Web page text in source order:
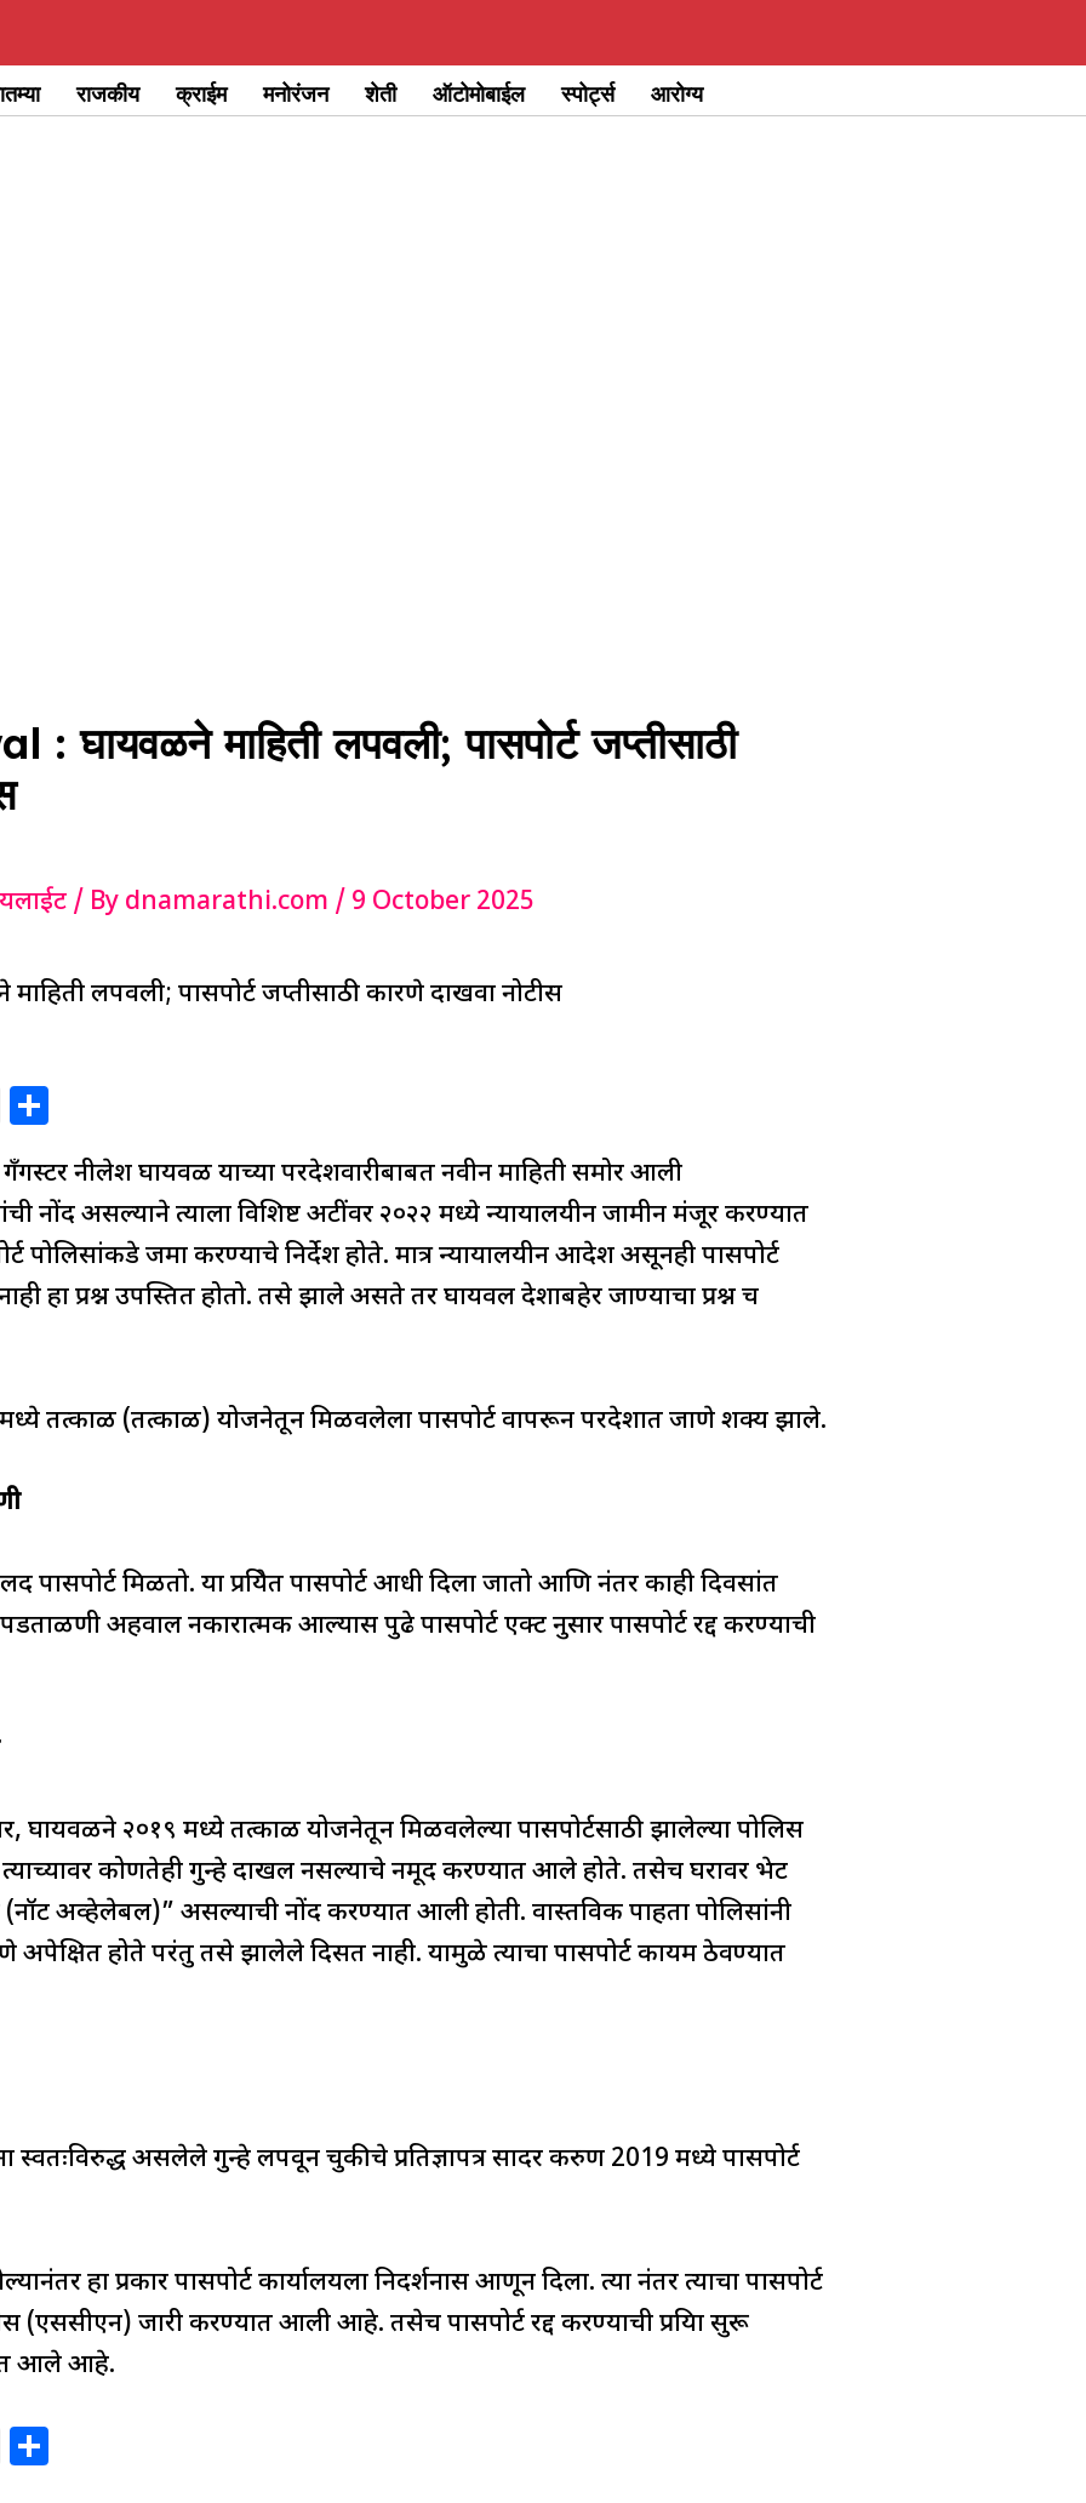
राजकीय क्राईम मनोरंजन शेती ऑटोमोबाईल स्पोर्ट्स आरोग्य
माहिती लपवली; पासपोर्ट जप्तीसाठी
/ By dnamarathi.com / 9 October 2025
लपवली; पासपोर्ट जप्तीसाठी कारणे दाखवा नोटीस
X
ar
e
नीलेश घायवळ याच्या परदेशवारीबाबत नवीन माहिती समोर आली
नोंद असल्याने त्याला विशिष्ट अटींवर २०२२ मध्ये न्यायालयीन जामीन मंजूर करण्यात
पोलिसांकडे जमा करण्याचे निर्देश होते. मात्र न्यायालयीन आदेश असूनही पासपोर्ट
हा प्रश्न उपस्तित होतो. तसे झाले असते तर घायवल देशाबहेर जाण्याचा प्रश्न च
मध्ये तत्काळ (तत्काळ) योजनेतून मिळवलेला पासपोर्ट वापरून परदेशात जाणे शक्य झाले.
पासपोर्ट मिळतो. या प्रक्रियेत पासपोर्ट आधी दिला जातो आणि नंतर काही दिवसांत
अहवाल नकारात्मक आल्यास पुढे पासपोर्ट एक्ट नुसार पासपोर्ट रद्द करण्याची
घायवळने २०१९ मध्ये तत्काळ योजनेतून मिळवलेल्या पासपोर्टसाठी झालेल्या पोलिस
कोणतेही गुन्हे दाखल नसल्याचे नमूद करण्यात आले होते. तसेच घरावर भेट
अव्हेलेबल)” असल्याची नोंद करण्यात आली होती. वास्तविक पाहता पोलिसांनी
अपेक्षित होते परंतु तसे झालेले दिसत नाही. यामुळे त्याचा पासपोर्ट कायम ठेवण्यात
स्वतःविरुद्ध असलेले गुन्हे लपवून चुकीचे प्रतिज्ञापत्र सादर करुण 2019 मध्ये पासपोर्ट
हा प्रकार पासपोर्ट कार्यालयला निदर्शनास आणून दिला. त्या नंतर त्याचा पासपोर्ट
(एससीएन) जारी करण्यात आली आहे. तसेच पासपोर्ट रद्द करण्याची प्रक्रिया सुरू
आले आहे.
X